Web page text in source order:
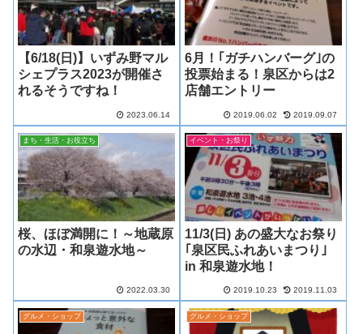
【6/18(日)】いずみ野マル
シェプラス2023が開催さ
れるそうですね！
2023.06.14
6月！｢ガチハンバーグ｣の
投票始まる！泉区からは2
店舗エントリー
2019.06.02 2019.09.07
まち・生活・お役立ち
桜、ほぼ満開に！～地蔵原
の水辺・和泉遊水地～
2022.03.30
イベント・お祭り
11/3(日) あの盛大なお祭り
｢泉区民ふれあいまつり｣
in 和泉遊水地！
2019.10.23 2019.11.03
グルメ・ショップ グルメ・ショップ